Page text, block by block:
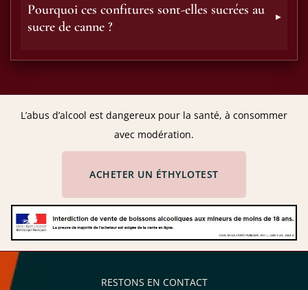
Pourquoi ces confitures sont-elles sucrées au
sucre de canne ?
L’abus d’alcool est dangereux pour la santé, à consommer
avec modération.
ACHETER UN ÉTHYLOTEST
RESTONS EN CONTACT